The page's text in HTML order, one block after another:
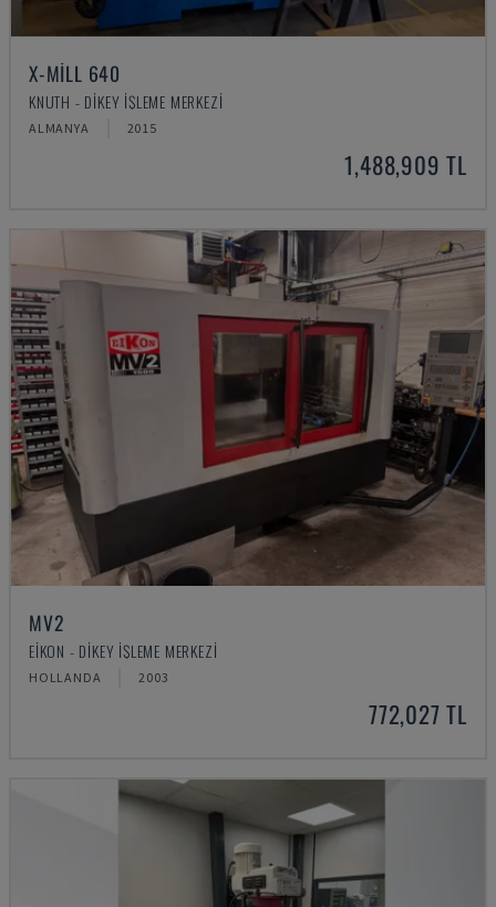
X-MILL 640
KNUTH - DIKEY İŞLEME MERKEZI
ALMANYA 2015
1,488,909 TL
MV2
EIKON - DIKEY İŞLEME MERKEZI
HOLLANDA 2003
772,027 TL